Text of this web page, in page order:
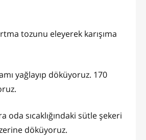
tozunu eleyerek karışıma
yağlayıp döküyoruz. 170
oda sıcaklığındaki sütle şekeri
döküyoruz.